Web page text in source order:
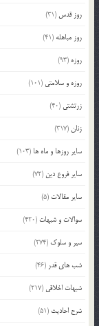
روز قدس (31)
روز مباهله (41)
روزه (93)
روزه و سلامتی (101)
زرتشتی (40)
زنان(317)
سایر روزها و ماه ها (103)
سایر فروع دین (72)
سایر مقالات (5)
سوالات و شبهات (420)
سیر و سلوک (274)
شب های قدر (46)
شبهات اخلاقی (217)
شرح احادیث (51)